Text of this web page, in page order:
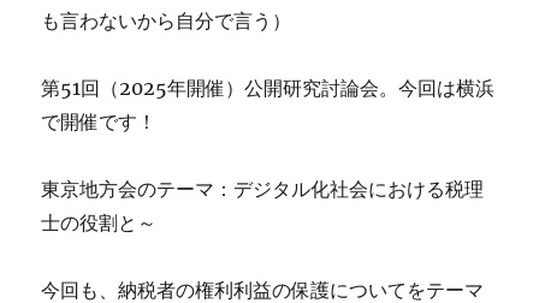
も言わないから自分で言う）
第51回（2025年開催）公開研究討論会。今回は横浜
で開催です！
東京地方会のテーマ：デジタル化社会における税理
士の役割と～
今回も、納税者の権利利益の保護についてをテーマ